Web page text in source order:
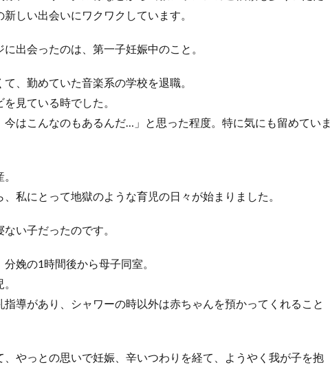
しい出会いにワクワクしています。
出会ったのは、第一子妊娠中のこと。
、勤めていた音楽系の学校を退職。
見ている時でした。
今はこんなのもあるんだ…」と思った程度。特に気にも留めていま
私にとって地獄のような育児の日々が始まりました。
い子だったのです。
娩の1時間後から母子同室。
指導があり、シャワーの時以外は赤ちゃんを預かってくれること
、やっとの思いで妊娠、辛いつわりを経て、ようやく我が子を抱